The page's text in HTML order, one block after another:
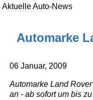
Aktuelle Auto-News
Automarke
06 Januar, 2009
Automarke Land
an - ab sofort um bis